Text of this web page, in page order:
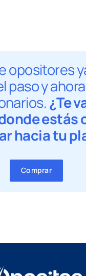
opositores
paso y
¿Te
estás
hacia tu
Comprar